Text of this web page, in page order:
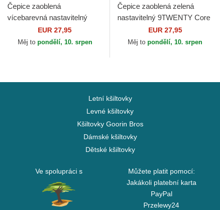
Čepice zaoblená
vícebarevná nastavitelný
9TWENTY Mini Washed
Contrast Oakland Athletics
EUR 27,95
Měj to pondělí, 10. srpen
Čepice zaoblená zelená
nastavitelný 9TWENTY Core
Classic Oakland Athletics
MLB New Era
EUR 27,95
Měj to pondělí, 10. srpen
Letní kšiltovky
Levné kšiltovky
Kšiltovky Goorin Bros
Dámské kšiltovky
Dětské kšiltovky
Ve spolupráci s
Můžete platit pomocí:
Jakákoli platební karta
PayPal
Przelewy24